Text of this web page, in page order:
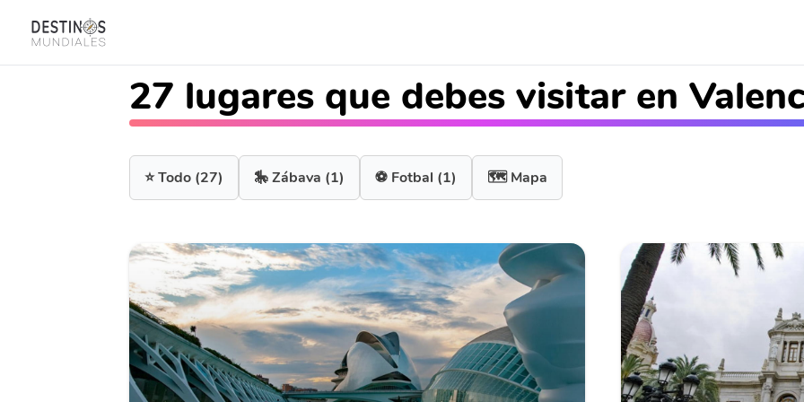
27 lugares que debes visitar en
⭐ Todo (27) 🎠 Zábava (1) ⚽ Fotbal (1) 🗺️ Mapa